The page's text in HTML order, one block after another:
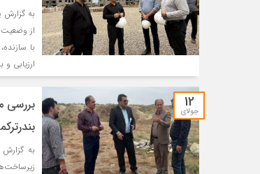
به گزارش
با
ارزیابی و
12
جولای
بررسی
به